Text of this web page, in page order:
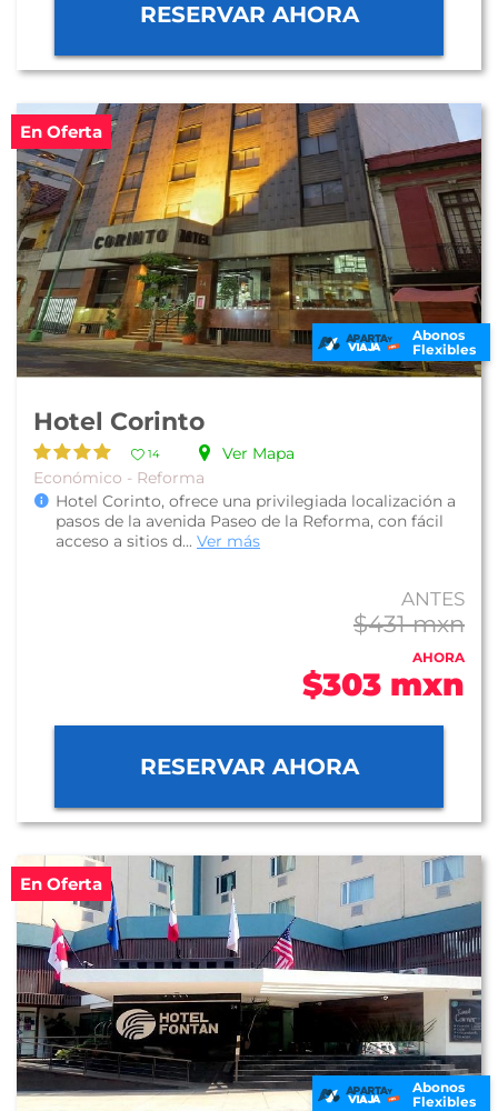
RESERVAR AHORA
En Oferta
Abonos
Flexibles
Hotel Corinto
14
Ver Mapa
Económico - Reforma
Hotel Corinto, ofrece una privilegiada localización a
pasos de la avenida Paseo de la Reforma, con fácil
acceso a sitios d... Ver más
ANTES
$431 mxn
AHORA
$303 mxn
RESERVAR AHORA
En Oferta
Abonos
Flexibles